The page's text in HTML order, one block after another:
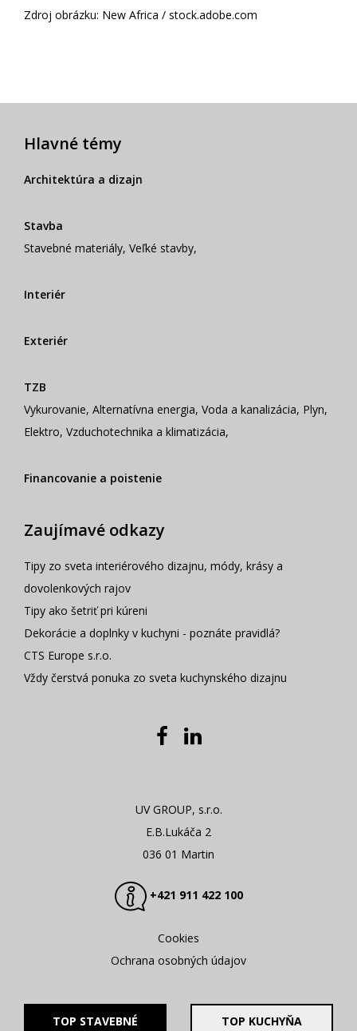
Zdroj obrázku: New Africa / stock.adobe.com
Hlavné témy
Architektúra a dizajn
Stavba
Stavebné materiály, Veľké stavby,
Interiér
Exteriér
TZB
Vykurovanie, Alternatívna energia, Voda a kanalizácia, Plyn,
Elektro, Vzduchotechnika a klimatizácia,
Financovanie a poistenie
Zaujímavé odkazy
Tipy zo sveta interiérového dizajnu, módy, krásy a
dovolenkových rajov
Tipy ako šetriť pri kúreni
Dekorácie a doplnky v kuchyni - poznáte pravidlá?
CTS Europe s.r.o.
Vždy čerstvá ponuka zo sveta kuchynského dizajnu
UV GROUP, s.r.o.
E.B.Lukáča 2
036 01 Martin
+421 911 422 100
Cookies
Ochrana osobných údajov
TOP STAVEBNÉ TOP KUCHYŇA